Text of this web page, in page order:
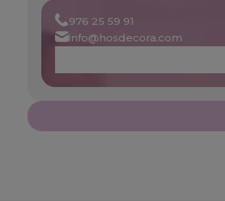
976 25 59 91
info@hosdecora.com